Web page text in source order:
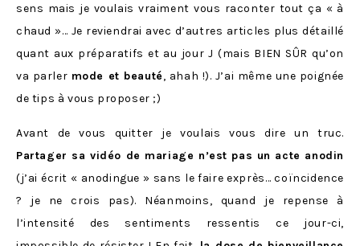
sens mais je voulais vraiment vous raconter tout ça « à
chaud »… Je reviendrai avec d’autres articles plus détaillé
quant aux préparatifs et au jour J (mais BIEN SÛR qu’on
va parler mode et beauté, ahah !). J’ai même une poignée
de tips à vous proposer ;)
Avant de vous quitter je voulais vous dire un truc.
Partager sa vidéo de mariage n’est pas un acte anodin
(j’ai écrit « anodingue » sans le faire exprès… coïncidence
? je ne crois pas). Néanmoins, quand je repense à
l’intensité des sentiments ressentis ce jour-ci,